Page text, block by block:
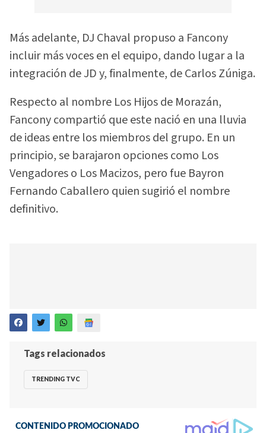
Más adelante, DJ Chaval propuso a Fancony
incluir más voces en el equipo, dando lugar a la
integración de JD y, finalmente, de Carlos Zúniga.
Respecto al nombre Los Hijos de Morazán,
Fancony compartió que este nació en una lluvia
de ideas entre los miembros del grupo. En un
principio, se barajaron opciones como Los
Vengadores o Los Macizos, pero fue Bayron
Fernando Caballero quien sugirió el nombre
definitivo.
Tags relacionados
TRENDING TVC